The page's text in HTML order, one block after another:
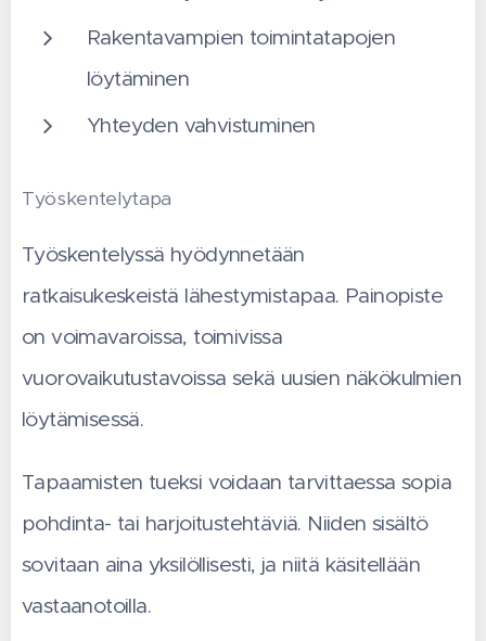
Rakentavampien toimintatapojen
löytäminen
Yhteyden vahvistuminen
Työskentelytapa
Työskentelyssä hyödynnetään
ratkaisukeskeistä lähestymistapaa. Painopiste
on voimavaroissa, toimivissa
vuorovaikutustavoissa sekä uusien näkökulmien
löytämisessä.
Tapaamisten tueksi voidaan tarvittaessa sopia
pohdinta- tai harjoitustehtäviä. Niiden sisältö
sovitaan aina yksilöllisesti, ja niitä käsitellään
vastaanotoilla.